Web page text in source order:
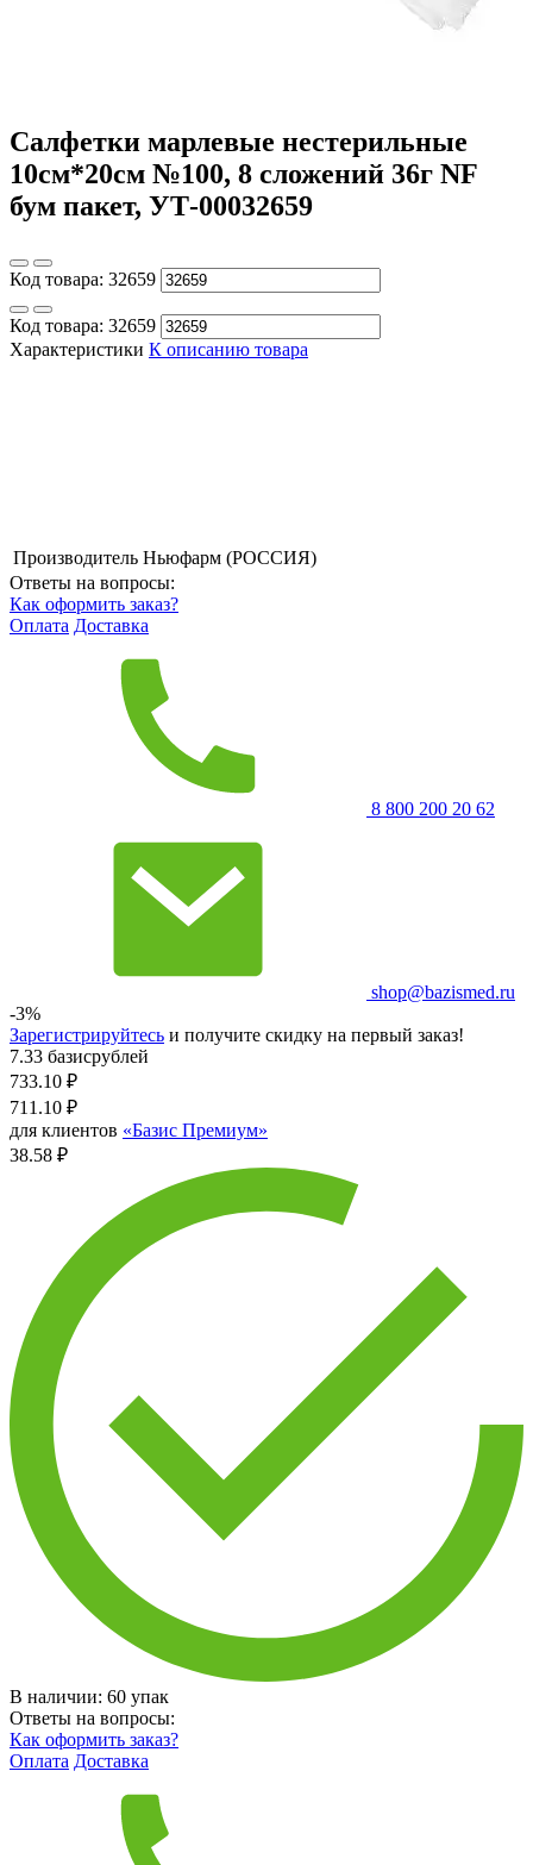
Салфетки марлевые нестерильные
10см*20см №100, 8 сложений 36г NF
бум пакет, УТ-00032659
Код товара: 32659
Код товара: 32659
Характеристики К описанию товара
Производитель Ньюфарм (РОССИЯ)
Ответы на вопросы:
Как оформить заказ?
Оплата Доставка
8 800 200 20 62
shop@bazismed.ru
-3%
Зарегистрируйтесь и получите скидку на первый заказ!
7.33 базисрублей
733.10 ₽
711.10 ₽
для клиентов «Базис Премиум»
38.58 ₽
В наличии: 60 упак
Ответы на вопросы:
Как оформить заказ?
Оплата Доставка